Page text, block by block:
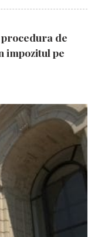
de
impozitul pe